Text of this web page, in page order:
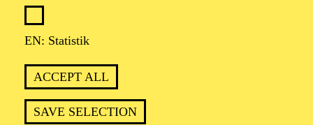
EN: Statistik
ACCEPT ALL
SAVE SELECTION
BLICK AUF DEN IRAN –
STIMMEN ZUR AKTUELLEN
LAGE
TICKETS